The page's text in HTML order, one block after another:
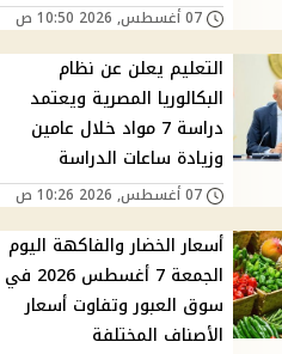
07 أغسطس, 2026 10:50 ص
التعليم يعلن عن نظام
البكالوريا المصرية ويعتمد
دراسة 7 مواد خلال عامين
وزيادة ساعات الدراسة
07 أغسطس, 2026 10:26 ص
أسعار الخضار والفاكهة اليوم
الجمعة 7 أغسطس 2026 في
سوق العبور وتفاوت أسعار
الأصناف المختلفة